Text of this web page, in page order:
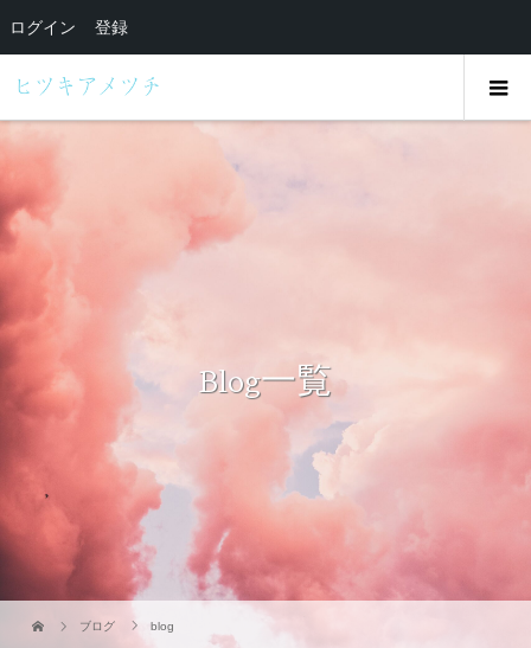
Blog一覧
ブログ blog
ログイン 登録